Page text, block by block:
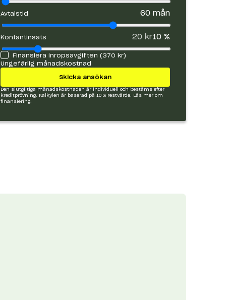
Avtalstid 60mån
Kontantinsats 20 kr10%
Finansiera inropsavgiften (370 kr)
Ungefärlig månadskostnad
Skicka ansökan
Den slutgiltiga månadskostnaden är individuell och bestäms efter
kreditprövning. Kalkylen är baserad på 10 % restvärde.
Läs mer om
finansiering.